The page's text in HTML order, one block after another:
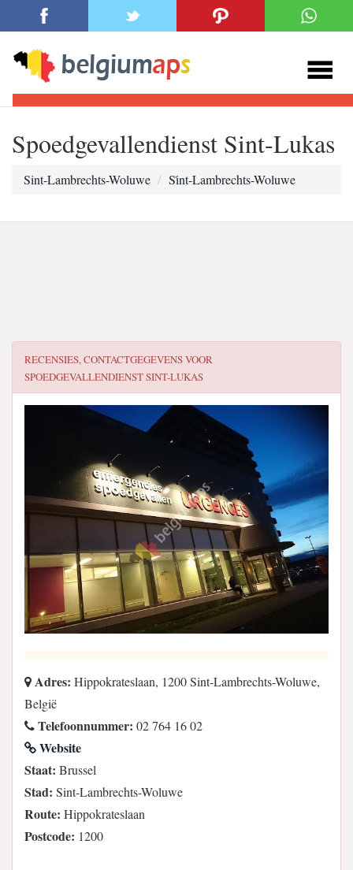
Spoedgevallendienst Sint-Lukas
Sint-Lambrechts-Woluwe Si̇nt-Lambrechts-Woluwe
RECENSIES, CONTACTGEGEVENS VOOR
SPOEDGEVALLENDIENST SINT-LUKAS
Adres: Hippokrateslaan, 1200 Sint-Lambrechts-Woluwe,
België
Telefoonnummer: 02 764 16 02
Website
Staat: Brussel
Stad: Sint-Lambrechts-Woluwe
Route: Hippokrateslaan
Postcode: 1200